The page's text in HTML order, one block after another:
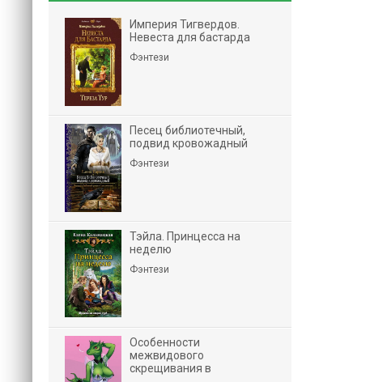
Империя Тигвердов.
Невеста для бастарда
Фэнтези
Песец библиотечный,
подвид кровожадный
Фэнтези
Тэйла. Принцесса на
неделю
Фэнтези
Особенности
межвидового
скрещивания в